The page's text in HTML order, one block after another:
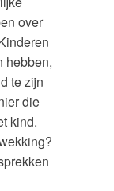
over
hebben,
te zijn
die
kind.